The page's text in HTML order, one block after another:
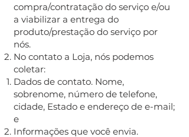
compra/contratação do serviço e/ou
a viabilizar a entrega do
produto/prestação do serviço por
nós.
No contato a Loja, nós podemos
coletar:
Dados de contato. Nome,
sobrenome, número de telefone,
cidade, Estado e endereço de e-mail;
e
Informações que você envia.